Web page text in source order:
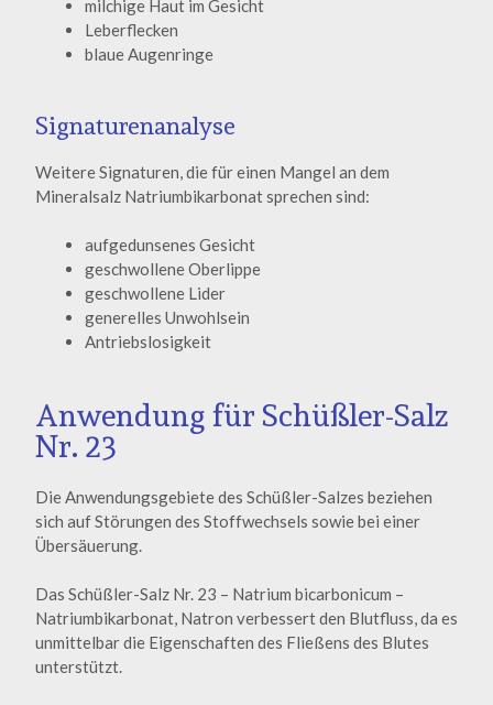
milchige Haut im Gesicht
Leberflecken
blaue Augenringe
Signaturenanalyse
Weitere Signaturen, die für einen Mangel an dem
Mineralsalz Natriumbikarbonat sprechen sind:
aufgedunsenes Gesicht
geschwollene Oberlippe
geschwollene Lider
generelles Unwohlsein
Antriebslosigkeit
Anwendung für Schüßler-Salz
Nr. 23
Die Anwendungsgebiete des Schüßler-Salzes beziehen
sich auf Störungen des Stoffwechsels sowie bei einer
Übersäuerung.
Das Schüßler-Salz Nr. 23 – Natrium bicarbonicum –
Natriumbikarbonat, Natron verbessert den Blutfluss, da es
unmittelbar die Eigenschaften des Fließens des Blutes
unterstützt.